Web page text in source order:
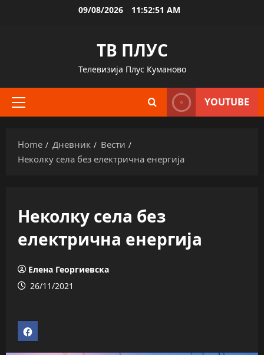
09/08/2026 11:52:51 AM
ТВ ПЛУС
Телевизија Плус Куманово
Primary
YOUTUBE
Home Дневник
Вести
Неколку села без електрична енергија
Неколку села без
електрична енергија
Елена Георгиевска
26/11/2021